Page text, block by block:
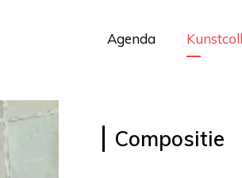
Agenda
Compositie